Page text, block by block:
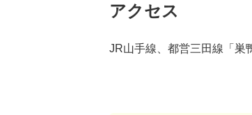
アクセス
JR山手線、都営三田線「巣